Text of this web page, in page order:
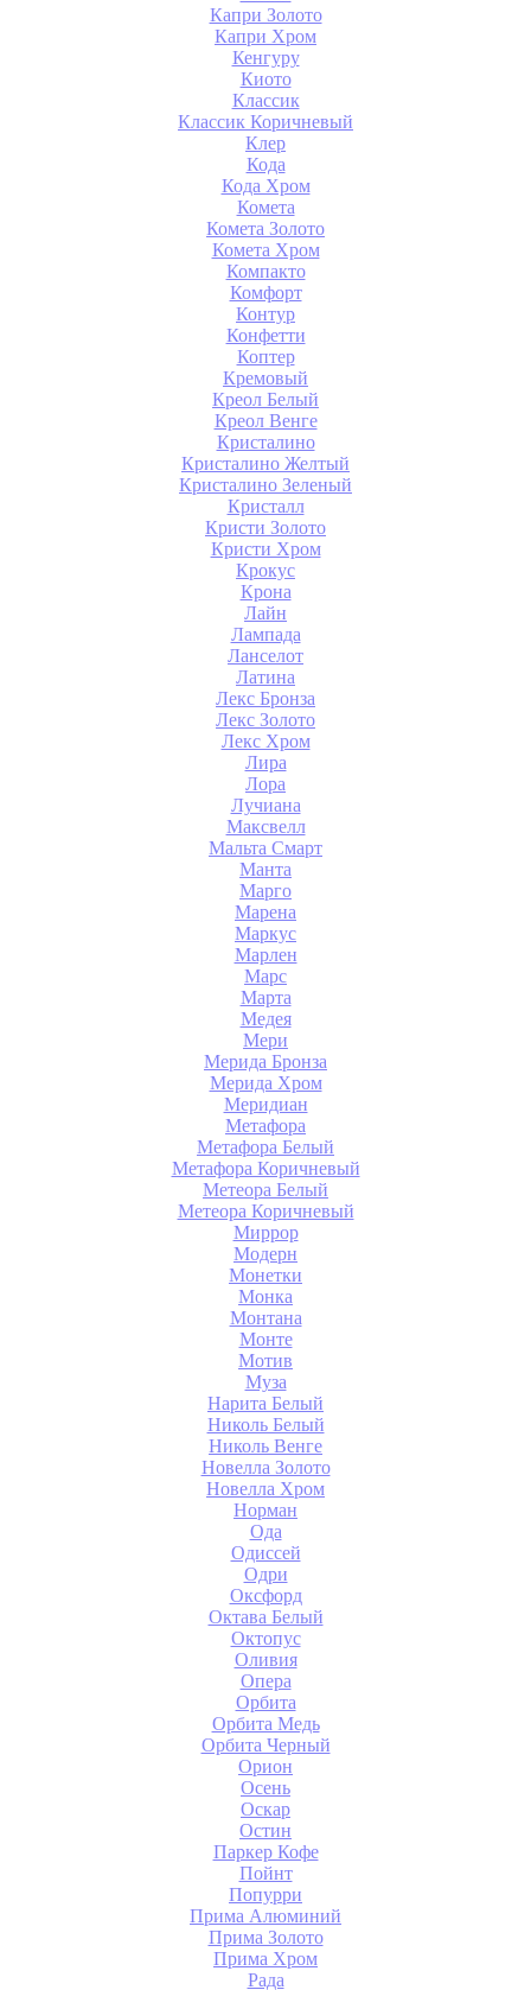
Капри Золото
Капри Хром
Кенгуру
Киото
Классик
Классик Коричневый
Клер
Кода
Кода Хром
Комета
Комета Золото
Комета Хром
Компакто
Комфорт
Контур
Конфетти
Коптер
Кремовый
Креол Белый
Креол Венге
Кристалино
Кристалино Желтый
Кристалино Зеленый
Кристалл
Кристи Золото
Кристи Хром
Крокус
Крона
Лайн
Лампада
Ланселот
Латина
Лекс Бронза
Лекс Золото
Лекс Хром
Лира
Лора
Лучиана
Максвелл
Мальта Смарт
Манта
Марго
Марена
Маркус
Марлен
Марс
Марта
Медея
Мери
Мерида Бронза
Мерида Хром
Меридиан
Метафора
Метафора Белый
Метафора Коричневый
Метеора Белый
Метеора Коричневый
Миррор
Модерн
Монетки
Монка
Монтана
Монте
Мотив
Муза
Нарита Белый
Николь Белый
Николь Венге
Новелла Золото
Новелла Хром
Норман
Ода
Одиссей
Одри
Оксфорд
Октава Белый
Октопус
Оливия
Опера
Орбита
Орбита Медь
Орбита Черный
Орион
Осень
Оскар
Остин
Паркер Кофе
Пойнт
Попурри
Прима Алюминий
Прима Золото
Прима Хром
Рада